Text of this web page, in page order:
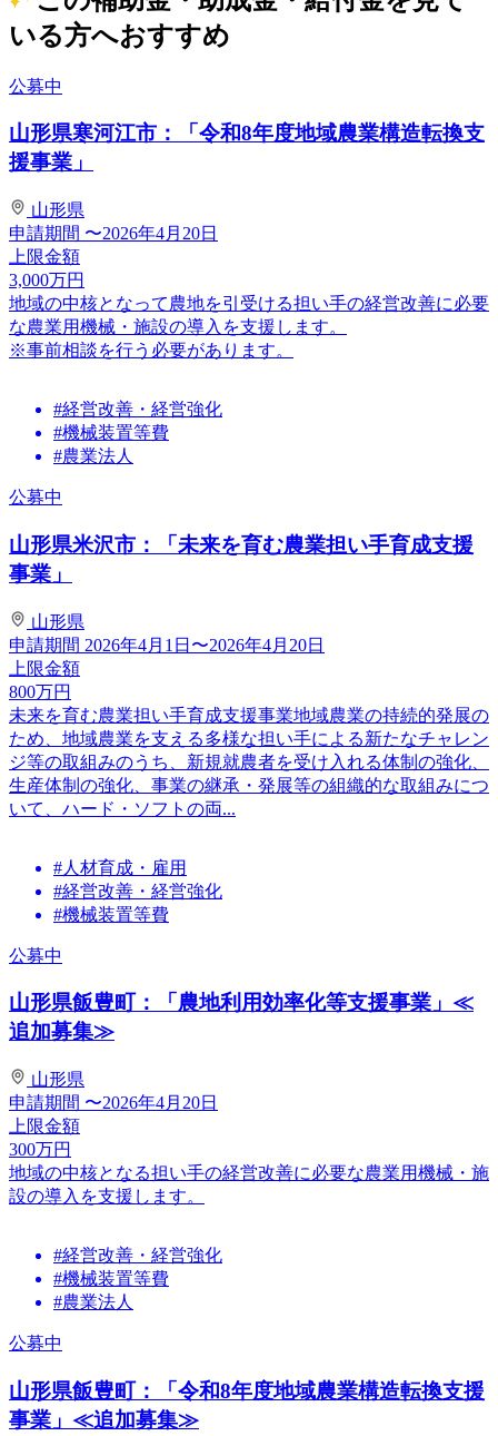
いる方へおすすめ
公募中
山形県寒河江市：「令和8年度地域農業構造転換支
援事業」
山形県
申請期間 〜2026年4月20日
上限金額
3,000万円
地域の中核となって農地を引受ける担い⼿の経営改善に必要
な農業⽤機械・施設の導⼊を⽀援します。
※事前相談を行う必要があります。
#経営改善・経営強化
#機械装置等費
#農業法人
公募中
山形県米沢市：「未来を育む農業担い手育成支援
事業」
山形県
申請期間 2026年4月1日〜2026年4月20日
上限金額
800万円
未来を育む農業担い手育成支援事業地域農業の持続的発展の
ため、地域農業を支える多様な担い手による新たなチャレン
ジ等の取組みのうち、新規就農者を受け入れる体制の強化、
生産体制の強化、事業の継承・発展等の組織的な取組みにつ
いて、ハード・ソフトの両...
#人材育成・雇用
#経営改善・経営強化
#機械装置等費
公募中
山形県飯豊町：「農地利用効率化等支援事業」≪
追加募集≫
山形県
申請期間 〜2026年4月20日
上限金額
300万円
地域の中核となる担い手の経営改善に必要な農業用機械・施
設の導入を支援します。
#経営改善・経営強化
#機械装置等費
#農業法人
公募中
山形県飯豊町：「令和8年度地域農業構造転換支援
事業」≪追加募集≫